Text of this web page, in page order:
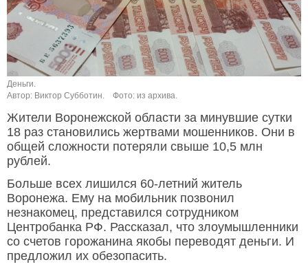
Деньги.
Автор: Виктор Субботин.
Фото: из архива.
Жители Воронежской области за минувшие сутки
18 раз становились жертвами мошенников. Они в
общей сложности потеряли свыше 10,5 млн
рублей.
Больше всех лишился 60-летний житель
Воронежа. Ему на мобильник позвонил
незнакомец, представился сотрудником
Центробанка РФ. Рассказал, что злоумышленники
со счетов горожанина якобы переводят деньги. И
предложил их обезопасить.